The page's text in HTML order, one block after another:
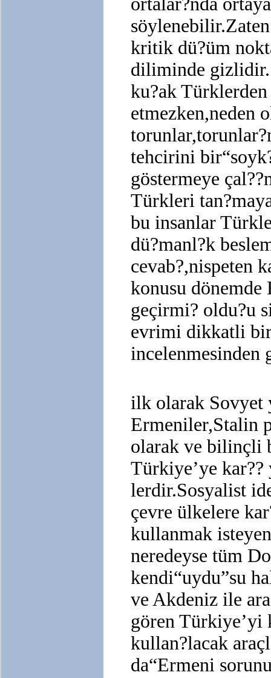
kritik dü?üm
diliminde
ku?ak
etmezken,neden
tehcirini
göstermeye
Türkleri
bu insanlar
dü?manl?k
cevab?,nispeten
konusu dönemde
geçirmi? oldu?u
evrimi dikkatli
incelenmesinden
ilk olarak Sovyet
Ermeniler,Stalin
olarak ve bilinçli
Türkiye’ye
lerdir.Sosyalist
çevre ülkelere
kullanmak
neredeyse tüm
kendi“uydu”su
ve Akdeniz ile
gören Türkiye’yi
kullan?lacak
da“Ermeni